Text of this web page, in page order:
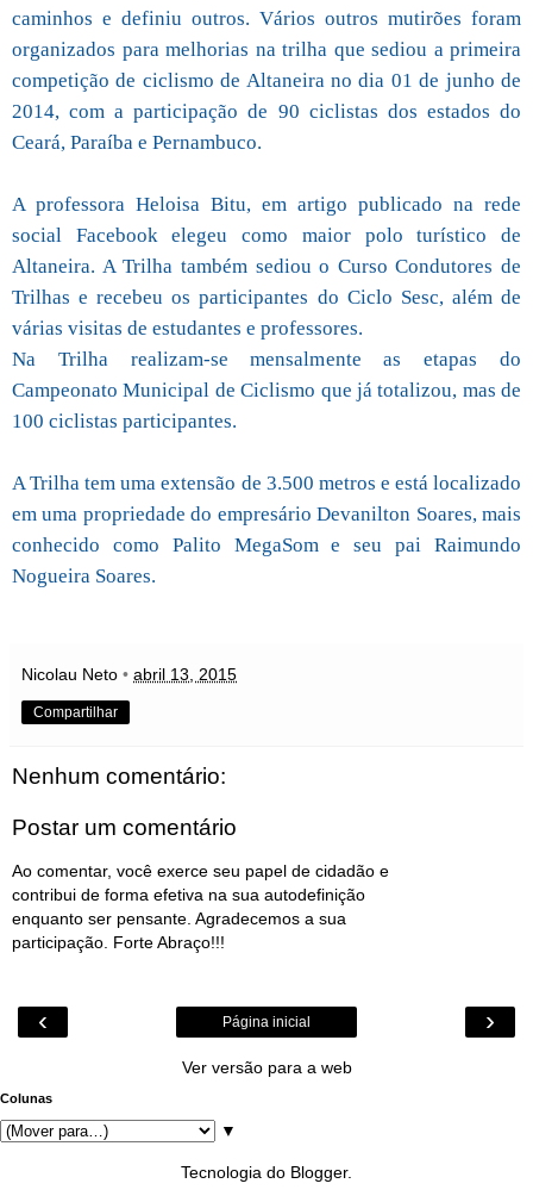
caminhos e definiu outros. Vários outros mutirões foram
organizados para melhorias na trilha que sediou a primeira
competição de ciclismo de Altaneira no dia 01 de junho de
2014, com a participação de 90 ciclistas dos estados do
Ceará, Paraíba e Pernambuco.
A professora Heloisa Bitu, em artigo publicado na rede
social Facebook elegeu como maior polo turístico de
Altaneira. A Trilha também sediou o Curso Condutores de
Trilhas e recebeu os participantes do Ciclo Sesc, além de
várias visitas de estudantes e professores.
Na Trilha realizam-se mensalmente as etapas do
Campeonato Municipal de Ciclismo que já totalizou, mas de
100 ciclistas participantes.
A Trilha tem uma extensão de 3.500 metros e está localizado
em uma propriedade do empresário Devanilton Soares, mais
conhecido como Palito MegaSom e seu pai Raimundo
Nogueira Soares.
Nicolau Neto • abril 13, 2015
Compartilhar
Nenhum comentário:
Postar um comentário
Ao comentar, você exerce seu papel de cidadão e
contribui de forma efetiva na sua autodefinição
enquanto ser pensante. Agradecemos a sua
participação. Forte Abraço!!!
‹ ›
Página inicial
Ver versão para a web
Colunas
▼
Tecnologia do Blogger.